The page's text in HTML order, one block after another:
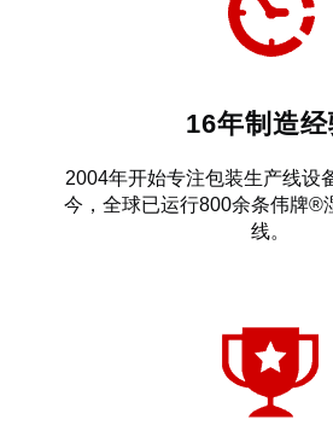
16年制造
2004年开始专注包装生产线设
今，全球已运行800余条伟牌®
线。